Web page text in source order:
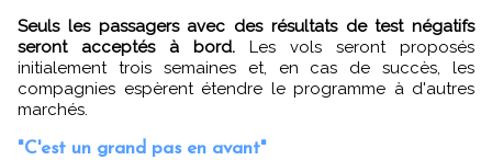
Seuls les passagers avec des résultats de test négatifs
seront acceptés à bord. Les vols seront proposés
initialement trois semaines et, en cas de succès, les
compagnies espèrent étendre le programme à d'autres
marchés.
"C'est un grand pas en avant"